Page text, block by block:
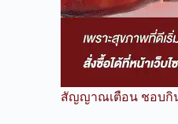
สัญญาณเตือน ชอบกิน